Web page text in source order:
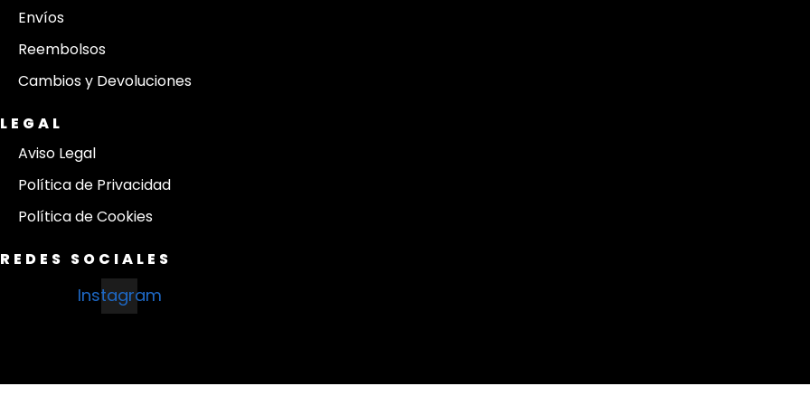
Envíos
Reembolsos
Cambios y Devoluciones
LEGAL
Aviso Legal
Política de Privacidad
Política de Cookies
REDES SOCIALES
Instagram